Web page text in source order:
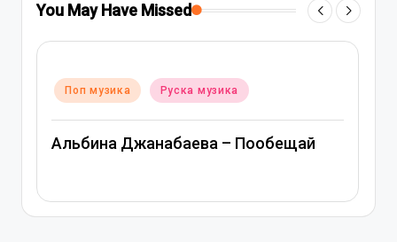
You May Have Missed
Posted
in
Поп музика Руска музика
Альбина Джанабаева – Пообещай